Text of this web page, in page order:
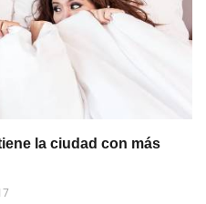
la ciudad con más